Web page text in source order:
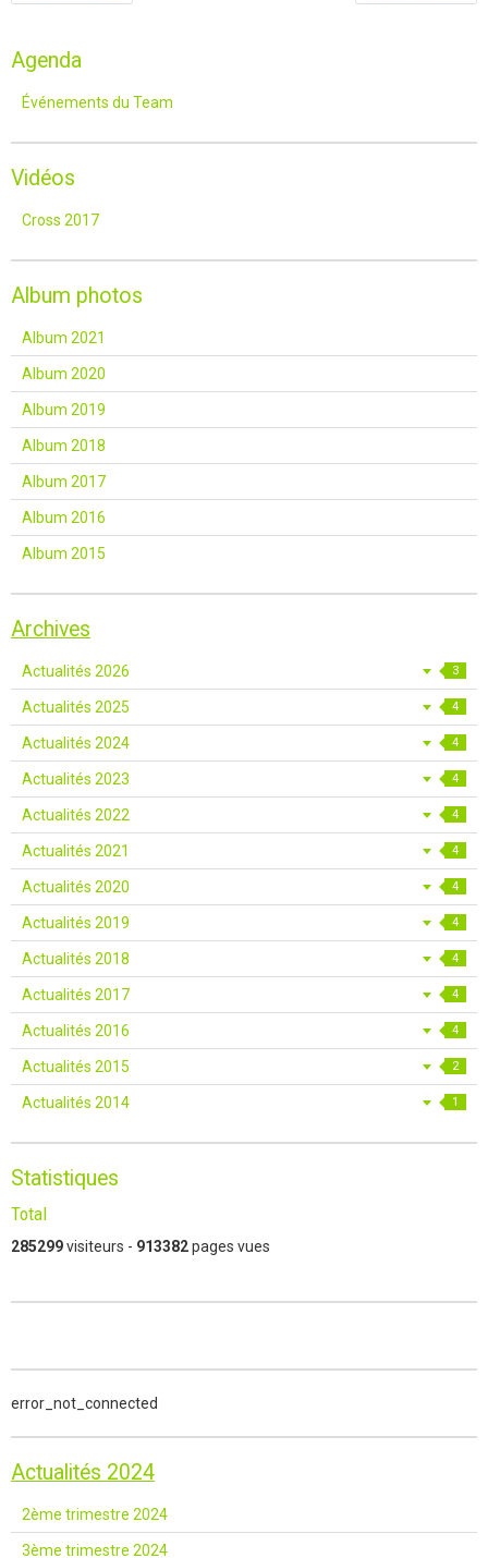
Agenda
Événements du Team
Vidéos
Cross 2017
Album photos
Album 2021
Album 2020
Album 2019
Album 2018
Album 2017
Album 2016
Album 2015
Archives
Actualités 2026 3
Actualités 2025 4
Actualités 2024 4
Actualités 2023 4
Actualités 2022 4
Actualités 2021 4
Actualités 2020 4
Actualités 2019 4
Actualités 2018 4
Actualités 2017 4
Actualités 2016 4
Actualités 2015 2
Actualités 2014 1
Statistiques
Total
285299visiteurs - 913382pages vues
error_not_connected
Actualités 2024
2ème trimestre 2024
3ème trimestre 2024